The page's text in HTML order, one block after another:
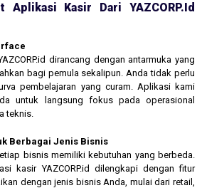
Aplikasi Kasir Dari YAZCORP.id
dirancang dengan antarmuka yang
bagi pemula sekalipun. Anda tidak perlu
pembelajaran yang curam. Aplikasi kami
untuk langsung fokus pada operasional
teknis.
Berbagai Jenis Bisnis
bisnis memiliki kebutuhan yang berbeda.
kasir YAZCORP.id dilengkapi dengan fitur
dengan jenis bisnis Anda, mulai dari retail,